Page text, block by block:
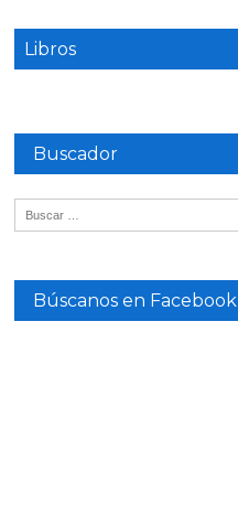
Libros
Buscador
Búscanos en Facebook